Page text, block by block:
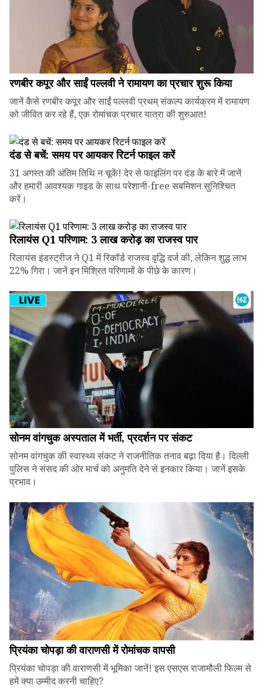
रणबीर कपूर और साईं पल्लवी ने रामायण का प्रचार शुरू किया
जानें कैसे रणबीर कपूर और साईं पल्लवी प्रथम् संकल्प कार्यक्रम में रामायण
को जीवित कर रहे हैं, एक रोमांचक प्रचार यात्रा की शुरुआत!
दंड से बचें: समय पर आयकर रिटर्न फाइल करें
31 अगस्त की अंतिम तिथि न चूकें! देर से फाइलिंग पर दंड के बारे में जानें
और हमारी आवश्यक गाइड के साथ परेशानी-free सबमिशन सुनिश्चित
करें।
रिलायंस Q1 परिणाम: ₹3 लाख करोड़ का राजस्व पार
रिलायंस इंडस्ट्रीज ने Q1 में रिकॉर्ड राजस्व वृद्धि दर्ज की, लेकिन शुद्ध लाभ
22% गिरा। जानें इन मिश्रित परिणामों के पीछे के कारण।
सोनम वांगचुक अस्पताल में भर्ती, प्रदर्शन पर संकट
सोनम वांगचुक की स्वास्थ्य संकट ने राजनीतिक तनाव बढ़ा दिया है। दिल्ली
पुलिस ने संसद की ओर मार्च को अनुमति देने से इनकार किया। जानें इसके
प्रभाव।
प्रियंका चोपड़ा की वाराणसी में रोमांचक वापसी
प्रियंका चोपड़ा की वाराणसी में भूमिका जानें! इस एसएस राजामौली फिल्म से
हमें क्या उम्मीद करनी चाहिए?